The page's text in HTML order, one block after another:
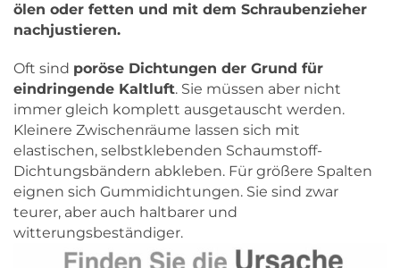
ölen oder fetten und mit dem Schraubenzieher
nachjustieren.
Oft sind poröse Dichtungen der Grund für
eindringende Kaltluft. Sie müssen aber nicht
immer gleich komplett ausgetauscht werden.
Kleinere Zwischenräume lassen sich mit
elastischen, selbstklebenden Schaumstoff-
Dichtungsbändern abkleben. Für größere Spalten
eignen sich Gummidichtungen. Sie sind zwar
teurer, aber auch haltbarer und
witterungsbeständiger.